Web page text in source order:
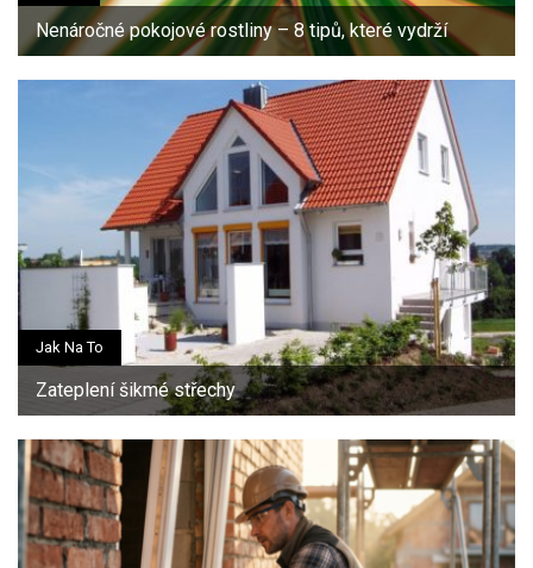
Nenáročné pokojové rostliny – 8 tipů, které vydrží
Jak Na To
Zateplení šikmé střechy